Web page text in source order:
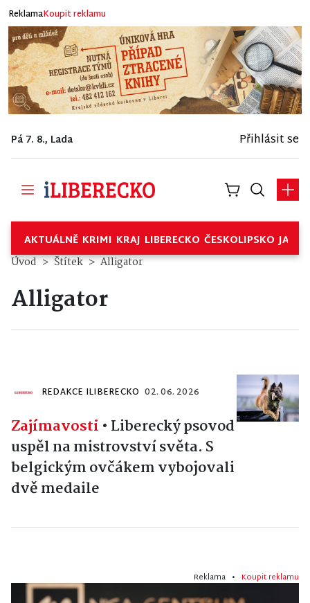
ReklamaKoupit reklamu
Pá 7. 8., Lada Přihlásit se
AKTUÁLNĚ KRIMI KRAJ LIBERECKO ČESKOLIPSKO
Úvod Štítek Alligator
Alligator
REDAKCE ILIBERECKO 02. 06. 2026
Zajímavosti • Liberecký psovod
uspěl na mistrovství světa. S
belgickým ovčákem vybojovali
dvě medaile
Reklama • Koupit reklamu